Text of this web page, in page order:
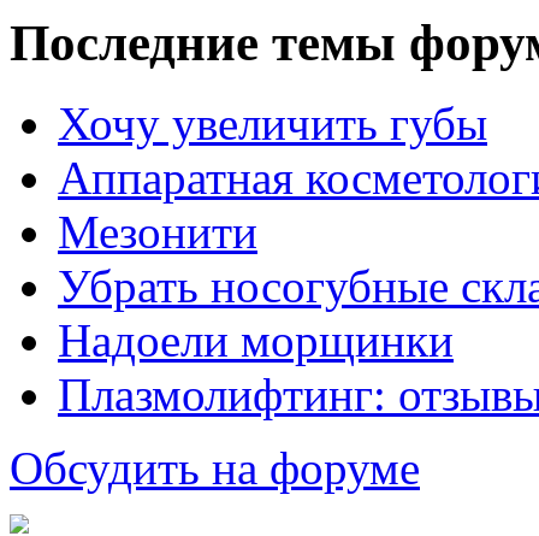
Последние темы
Хочу увеличить губы
Аппаратная
Мезонити
Убрать носогубные
Надоели морщинки
Плазмолифтинг:
Обсудить на форуме